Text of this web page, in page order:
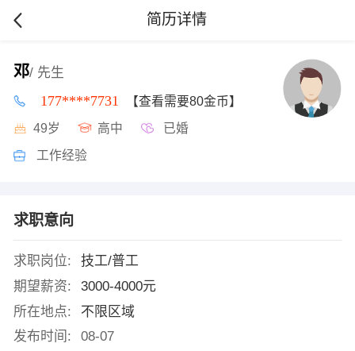
简历详情
邓/ 先生
177****7731 【查看需要80金币】
49岁 高中 已婚
工作经验
求职意向
求职岗位:
技工/普工
期望薪资:
3000-4000元
所在地点:
不限区域
发布时间:
08-07